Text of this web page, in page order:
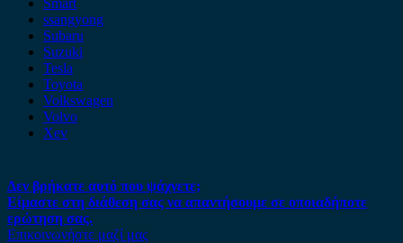
ssangyong
Subaru
Suzuki
Tesla
Toyota
Volkswagen
Volvo
Xev
Δεν βρήκατε αυτό που ψάχνετε;
Είμαστε στη διάθεση σας να απαντήσουμε σε οποιαδήποτε
ερώτηση σας.
Επικοινωνήστε μαζί μας